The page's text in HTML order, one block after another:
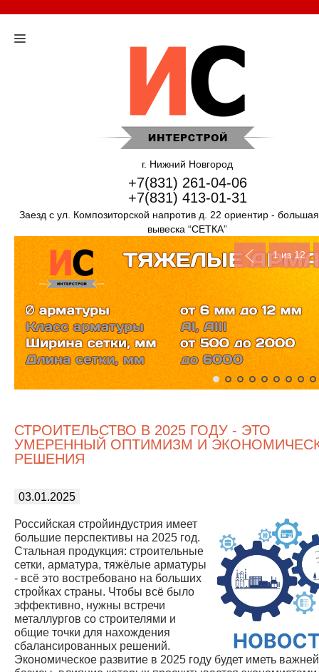
г. Нижний Новгород
+7(831) 261-04-06
+7(831) 413-01-31
Заезд с ул. Композиторской напротив д. 22 ориентир -
вывеска “СЕТКА”
1из 12
СТРОИТЕЛЬСТВО В 2025 ГОДУ - ЭТО
УМЕРЕННЫЙ ОПТИМИЗМ И
РЕШЕНИЯ
03.01.2025
Российская стройиндустрия имеет
большие перспективы на 2025 год.
Стальная продукция: строительные
сетки, арматура, тяжёлые арматуры
- всё это востребовано на больших
стройках страны. Чтобы всё было
эффективно, нужны встречи
металлургов со строителями и
общие точки для нахождения
сбалансированных решений.
Экономическое развитие в 2025 году будет иметь